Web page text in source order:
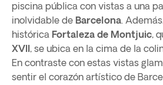
piscina pública con vistas a una
inolvidable de Barcelona.
histórica Fortaleza de Montjuic,
XVII, se ubica en la cima de la
En contraste con estas vistas
sentir el corazón artístico de